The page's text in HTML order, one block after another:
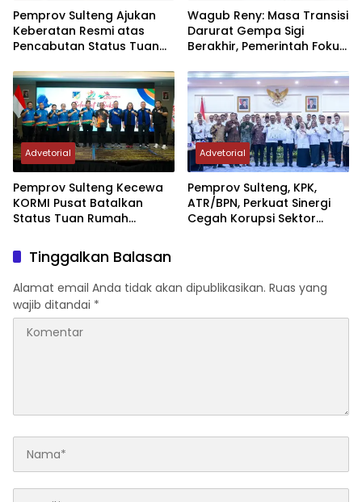
Pemprov Sulteng Ajukan
Keberatan Resmi atas
Pencabutan Status Tuan
2027
Wagub Reny: Masa Transisi
Darurat Gempa Sigi
Berakhir, Pemerintah Fokus
Advetorial
Pemprov Sulteng Kecewa
KORMI Pusat Batalkan
Status Tuan Rumah
Keputusan Sepihak dan
Tanpa Koordinasi
Advetorial
Pemprov Sulteng, KPK,
ATR/BPN, Perkuat Sinergi
Cegah Korupsi Sektor
Tinggalkan Balasan
Alamat email Anda tidak akan dipublikasikan. Ruas yang
wajib ditandai *